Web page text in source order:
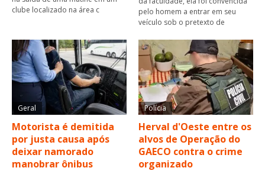
clube localizado na área c
pelo homem a entrar em seu
veículo sob o pretexto de
Geral
Motorista é demitida
por justa causa após
deixar namorado
manobrar ônibus
Polícia
Herval d'Oeste entre os
alvos de Operação do
GAECO contra o crime
organizado